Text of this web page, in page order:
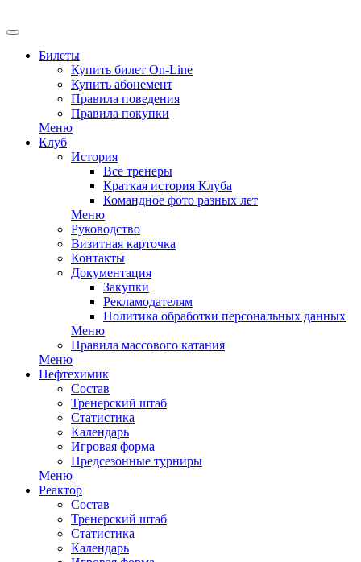
Билеты
Купить билет On-Line
Купить абонемент
Правила поведения
Правила покупки
Меню
Клуб
История
Все тренеры
Краткая история Клуба
Командное фото разных лет
Меню
Руководство
Визитная карточка
Контакты
Документация
Закупки
Рекламодателям
Политика обработки персональных данных
Меню
Правила массового катания
Меню
Нефтехимик
Состав
Тренерский штаб
Статистика
Календарь
Игровая форма
Предсезонные турниры
Меню
Реактор
Состав
Тренерский штаб
Статистика
Календарь